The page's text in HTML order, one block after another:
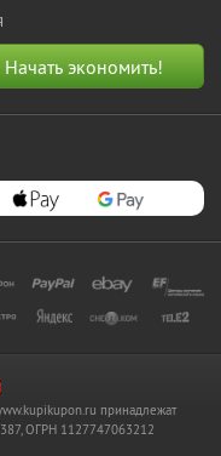
принадлежат
ОГРН 1127747063212